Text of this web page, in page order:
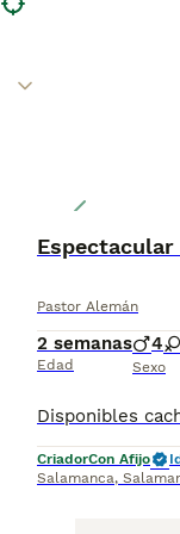
Pastor Alemán
2 semanas
Edad
4
Sexo
CriadorCon Afijo
Salamanca,